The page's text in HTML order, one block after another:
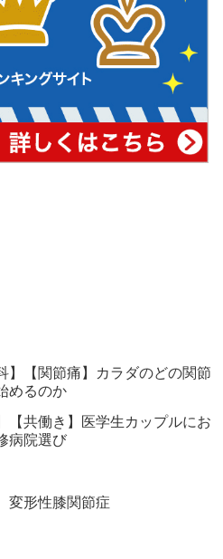
】【関節痛】カラダのどの関節
めるのか
【共働き】医学生カップルにお
病院選び
形性膝関節症